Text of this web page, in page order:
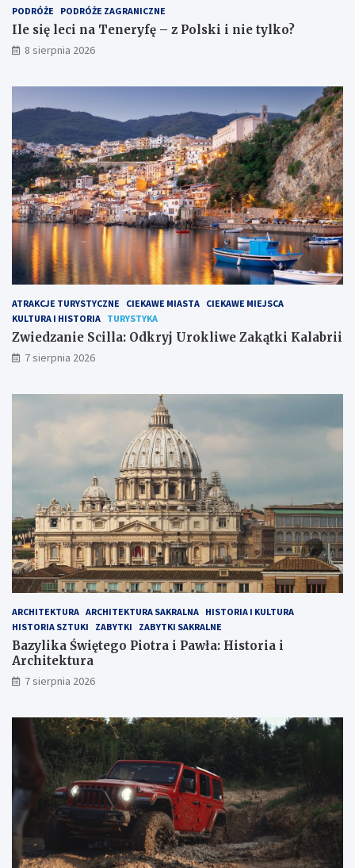
PODRÓŻE PODRÓŻE ZAGRANICZNE
Ile się leci na Teneryfę – z Polski i nie tylko?
8 sierpnia 2026
ATRAKCJE TURYSTYCZNE CIEKAWE MIASTA CIEKAWE MIEJSCA
KULTURA I HISTORIA TURYSTYKA
Zwiedzanie Scilla: Odkryj Urokliwe Zakątki Kalabrii
7 sierpnia 2026
ARCHITEKTURA ARCHITEKTURA SAKRALNA HISTORIA I KULTURA
HISTORIA SZTUKI
ZABYTKI ZABYTKI SAKRALNE
Bazylika Świętego Piotra i Pawła: Historia i
Architektura
7 sierpnia 2026